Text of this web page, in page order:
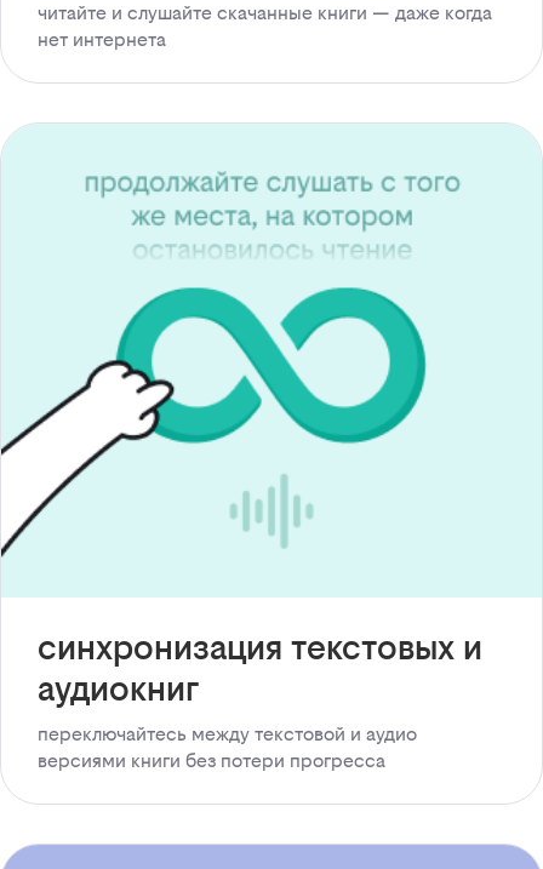
читайте и слушайте скачанные книги — даже когда
нет интернета
синхронизация текстовых и
аудиокниг
переключайтесь между текстовой и аудио
версиями книги без потери прогресса